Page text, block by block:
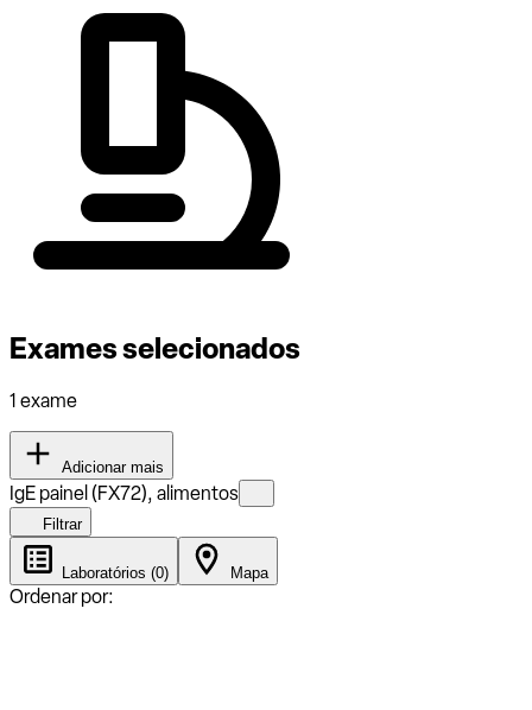
Exames selecionados
1 exame
Adicionar mais
IgE painel (FX72), alimentos
Filtrar
Laboratórios (0) Mapa
Ordenar por: